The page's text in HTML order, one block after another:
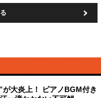
大炎上！ ピアノBGM付き